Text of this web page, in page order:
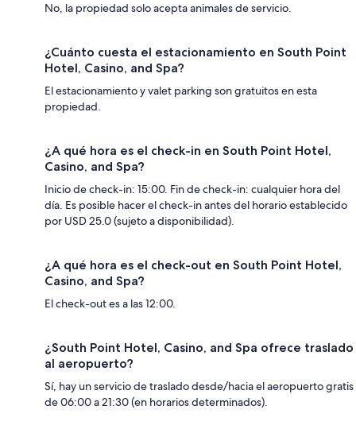
No, la propiedad solo acepta animales de servicio.
¿Cuánto cuesta el estacionamiento en South Point
Hotel, Casino, and Spa?
El estacionamiento y valet parking son gratuitos en esta
propiedad.
¿A qué hora es el check-in en South Point Hotel,
Casino, and Spa?
Inicio de check-in: 15:00. Fin de check-in: cualquier hora del
día. Es posible hacer el check-in antes del horario establecido
por USD 25.0 (sujeto a disponibilidad).
¿A qué hora es el check-out en South Point Hotel,
Casino, and Spa?
El check-out es a las 12:00.
¿South Point Hotel, Casino, and Spa ofrece traslado
al aeropuerto?
Sí, hay un servicio de traslado desde/hacia el aeropuerto gratis
de 06:00 a 21:30 (en horarios determinados).